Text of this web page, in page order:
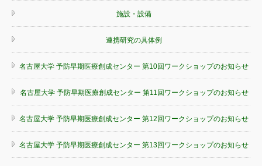
施設・設備
連携研究の具体例
名古屋大学 予防早期医療創成センター 第10回ワークショップのお知らせ
名古屋大学 予防早期医療創成センター 第11回ワークショップのお知らせ
名古屋大学 予防早期医療創成センター 第12回ワークショップのお知らせ
名古屋大学 予防早期医療創成センター 第13回ワークショップのお知らせ